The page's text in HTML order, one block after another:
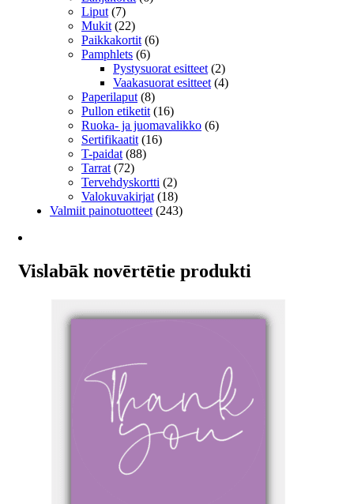
Liput (7)
Mukit (22)
Paikkakortit (6)
Pamphlets (6)
Pystysuorat esitteet (2)
Vaakasuorat esitteet (4)
Paperilaput (8)
Pullon etiketit (16)
Ruoka- ja juomavalikko (6)
Sertifikaatit (16)
T-paidat (88)
Tarrat (72)
Tervehdyskortti (2)
Valokuvakirjat (18)
Valmiit painotuotteet (243)
Vislabāk novērtētie produkti